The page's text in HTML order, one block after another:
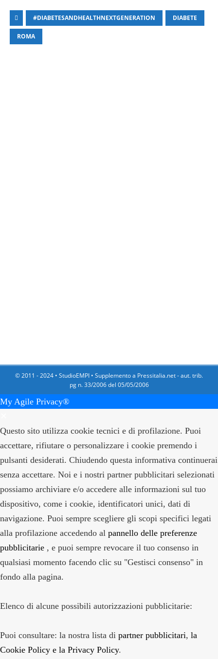
#DIABETESANDHEALTHNEXTGENERATION DIABETE
ROMA
© 2011 - 2024 • StudioEMPI • Supplemento a Pressitalia.net - aut. trib.
pg n. 33/2006 del 05/05/2006
My Agile Privacy®
Questo sito utilizza cookie tecnici e di profilazione. Puoi
accettare, rifiutare o personalizzare i cookie premendo i
pulsanti desiderati. Chiudendo questa informativa continuerai
senza accettare. Noi e i nostri partner pubblicitari selezionati
possiamo archiviare e/o accedere alle informazioni sul tuo
dispositivo, come i cookie, identificatori unici, dati di
navigazione. Puoi sempre scegliere gli scopi specifici legati
alla profilazione accedendo al pannello delle preferenze
pubblicitarie , e puoi sempre revocare il tuo consenso in
qualsiasi momento facendo clic su "Gestisci consenso" in
fondo alla pagina.
Elenco di alcune possibili autorizzazioni pubblicitarie:
Puoi consultare: la nostra lista di partner pubblicitari, la
Cookie Policy e la Privacy Policy.